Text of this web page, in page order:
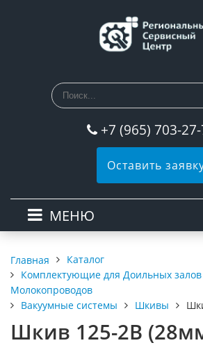
+7 (965) 703-
Оставить
МЕНЮ
Главная
Каталог
Комплектующие для Доильных
Молокопроводов
Вакуумные системы
Шкивы
Шкив 125-2В